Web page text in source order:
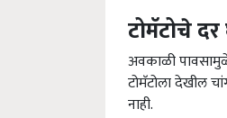
टोमॅटोचे
अवकाळी
टोमॅटोला देखील
नाही.